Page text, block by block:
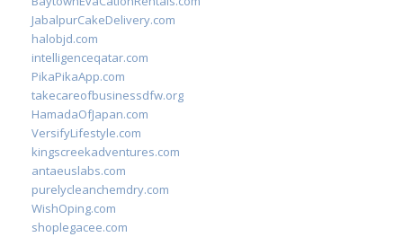
JabalpurCakeDelivery.com
halobjd.com
intelligenceqatar.com
PikaPikaApp.com
takecareofbusinessdfw.org
HamadaOfJapan.com
VersifyLifestyle.com
kingscreekadventures.com
antaeuslabs.com
purelycleanchemdry.com
WishOping.com
shoplegacee.com